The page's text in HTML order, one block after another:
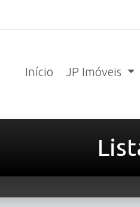
Início JP Imóveis